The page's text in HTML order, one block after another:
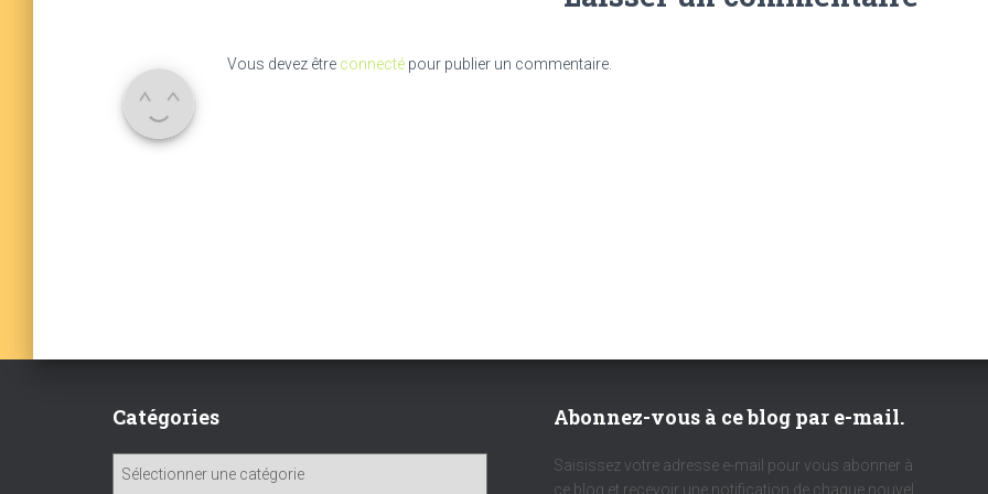
Vous devez être connecté pour publier un commentaire.
Catégories Abonnez-vous à ce blog par e-mail.
Saisissez votre adresse e-mail pour vous abonner à
ce blog et recevoir une notification de chaque nouvel